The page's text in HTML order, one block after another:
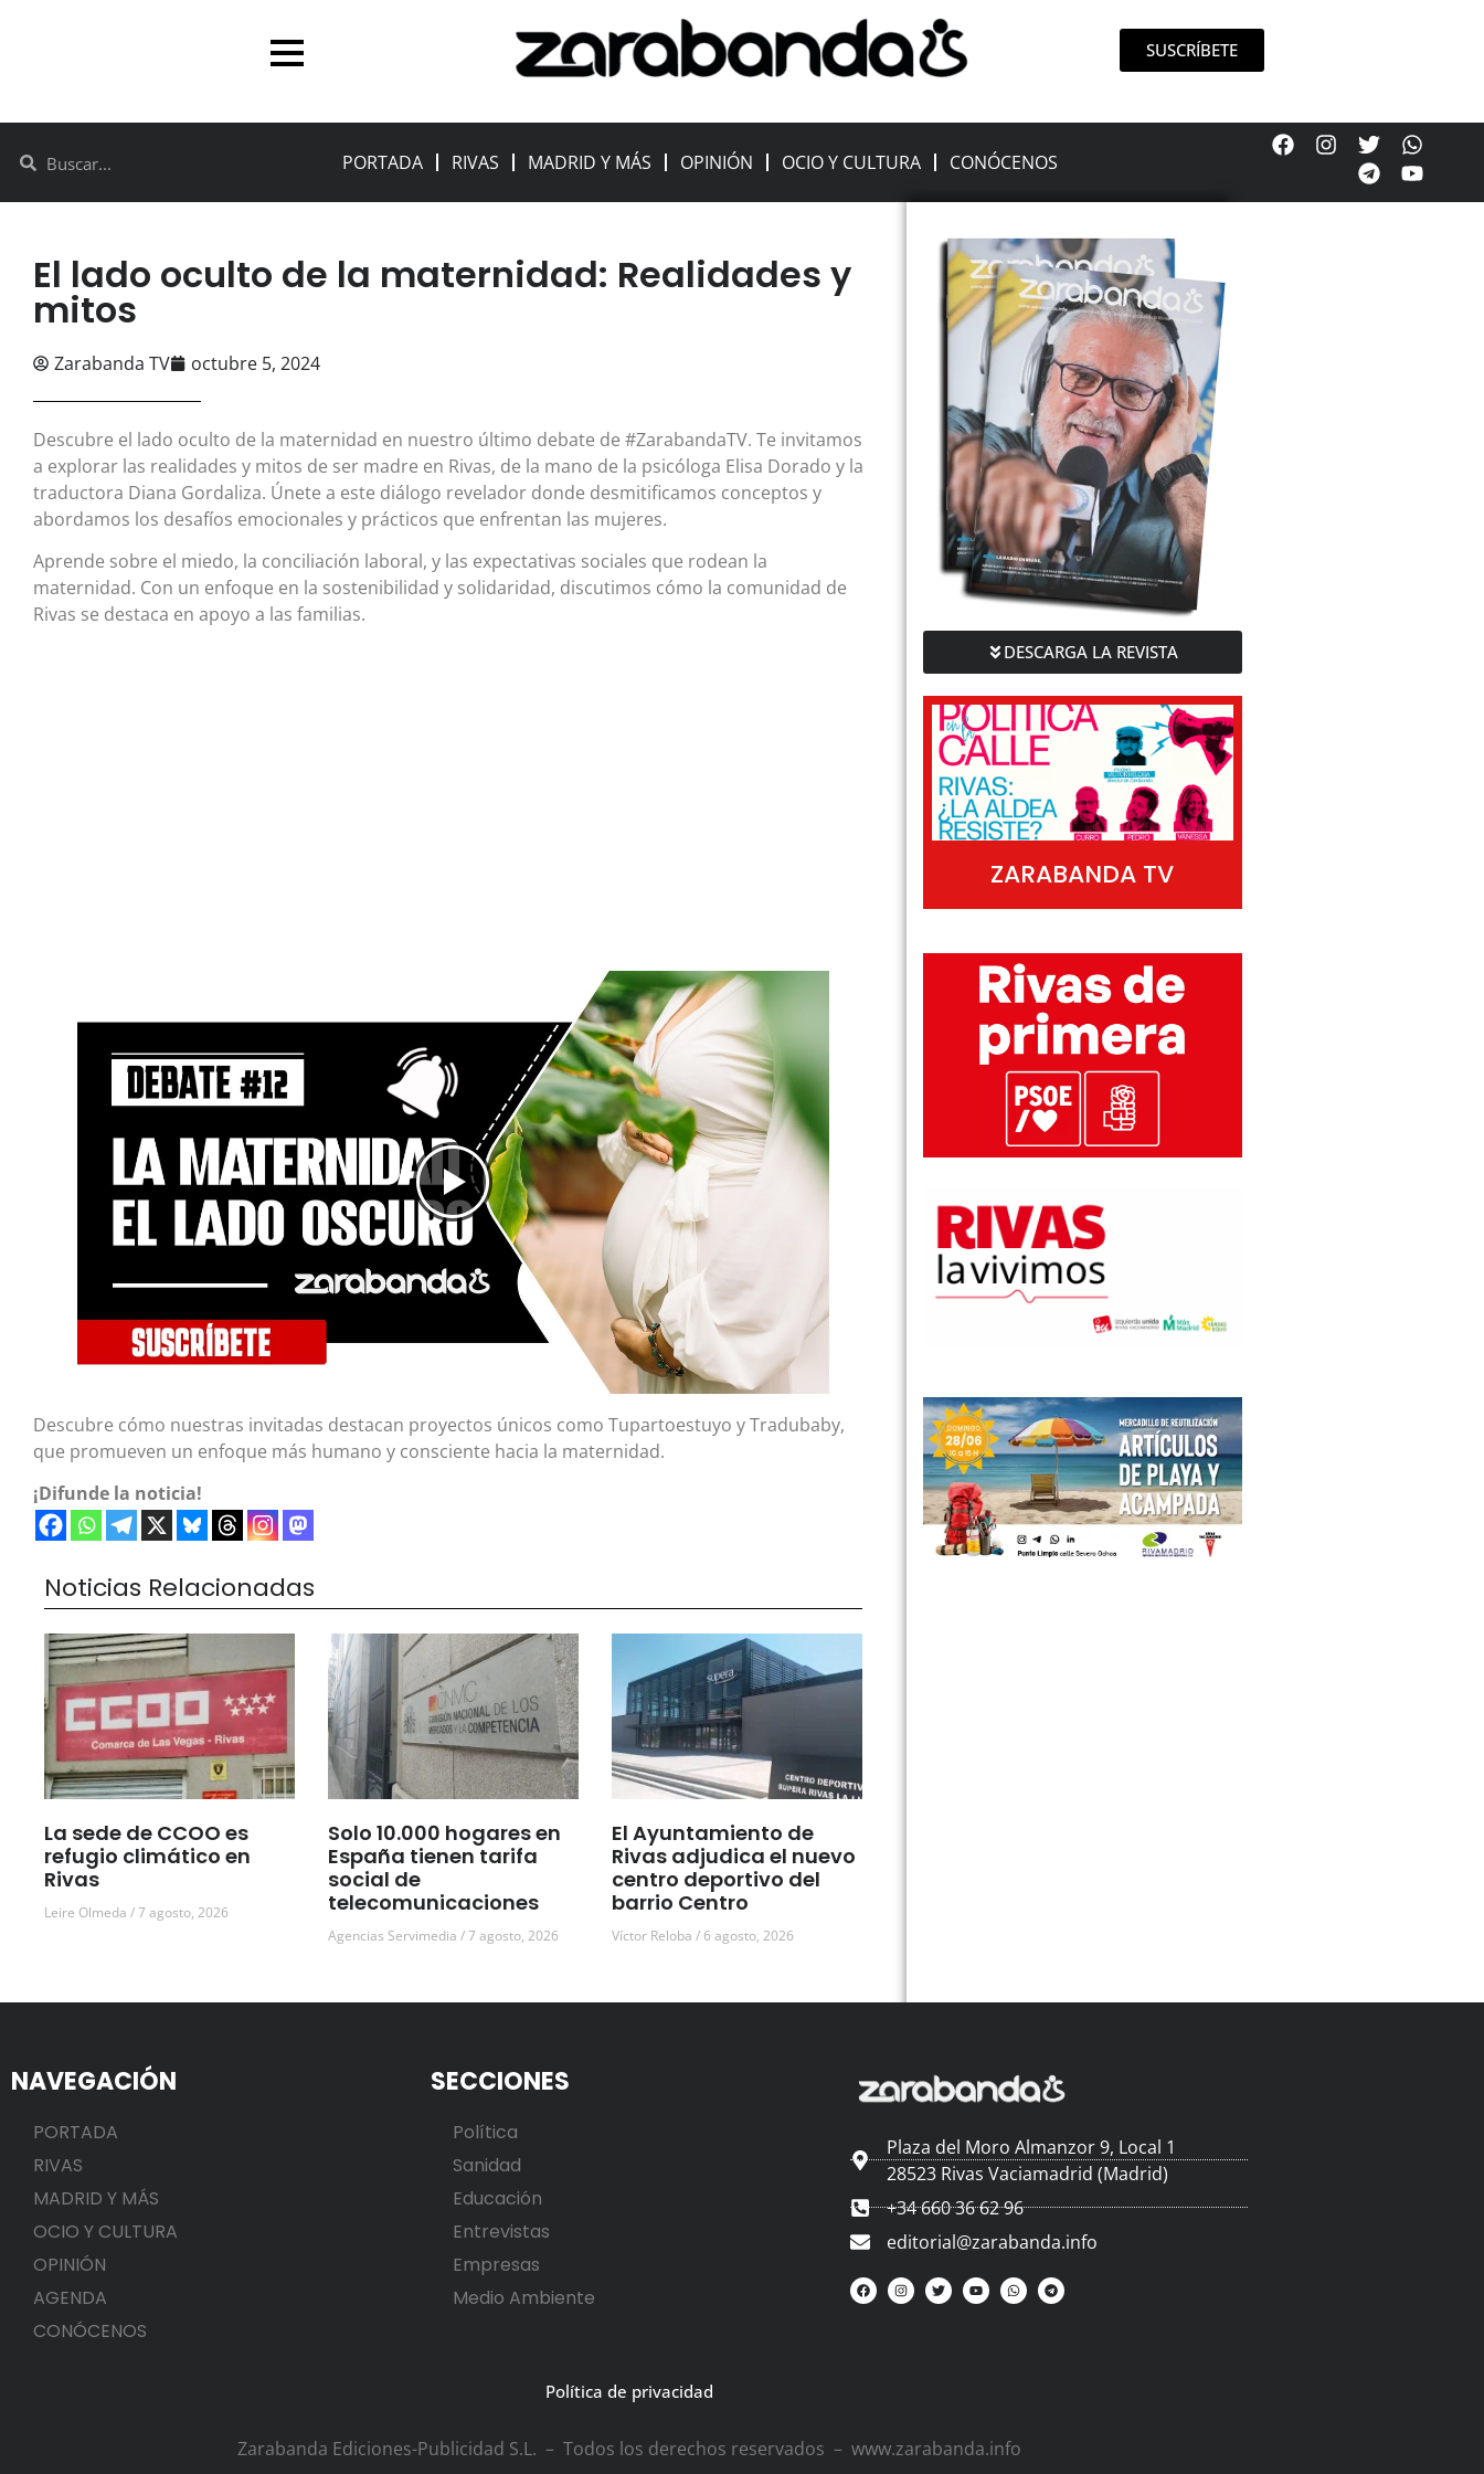
SUSCRÍBETE
PORTADA RIVAS MADRID Y MÁS OPINIÓN OCIO Y CULTURA CONÓCENOS
El lado oculto de la maternidad: Realidades y
mitos
Zarabanda TV octubre 5, 2024
Descubre el lado oculto de la maternidad en nuestro último debate de #ZarabandaTV. Te invitamos
a explorar las realidades y mitos de ser madre en Rivas, de la mano de la psicóloga Elisa Dorado y la
traductora Diana Gordaliza. Únete a este diálogo revelador donde desmitificamos conceptos y
abordamos los desafíos emocionales y prácticos que enfrentan las mujeres.
Aprende sobre el miedo, la conciliación laboral, y las expectativas sociales que rodean la
maternidad. Con un enfoque en la sostenibilidad y solidaridad, discutimos cómo la comunidad de
Rivas se destaca en apoyo a las familias.
Descubre cómo nuestras invitadas destacan proyectos únicos como Tupartoestuyo y Tradubaby,
que promueven un enfoque más humano y consciente hacia la maternidad.
¡Difunde la noticia!
Noticias Relacionadas
La sede de CCOO es
refugio climático en
Rivas
Leire Olmeda 7 agosto, 2026
Solo 10.000 hogares en
España tienen tarifa
social de
telecomunicaciones
Agencias Servimedia 7 agosto, 2026
El Ayuntamiento de
Rivas adjudica el nuevo
centro deportivo del
barrio Centro
Víctor Reloba 6 agosto, 2026
DESCARGA LA REVISTA
ZARABANDA TV
NAVEGACIÓN
PORTADA
RIVAS
MADRID Y MÁS
OCIO Y CULTURA
OPINIÓN
AGENDA
CONÓCENOS
SECCIONES
Política
Sanidad
Educación
Entrevistas
Empresas
Medio Ambiente
Plaza del Moro Almanzor 9, Local 1
28523 Rivas Vaciamadrid (Madrid)
+34 660 36 62 96
editorial@zarabanda.info
Política de privacidad
Zarabanda Ediciones-Publicidad S.L. – Todos los derechos reservados – www.zarabanda.info